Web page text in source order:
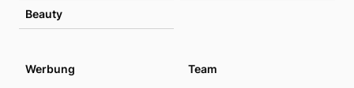
Beauty
Werbung
Team